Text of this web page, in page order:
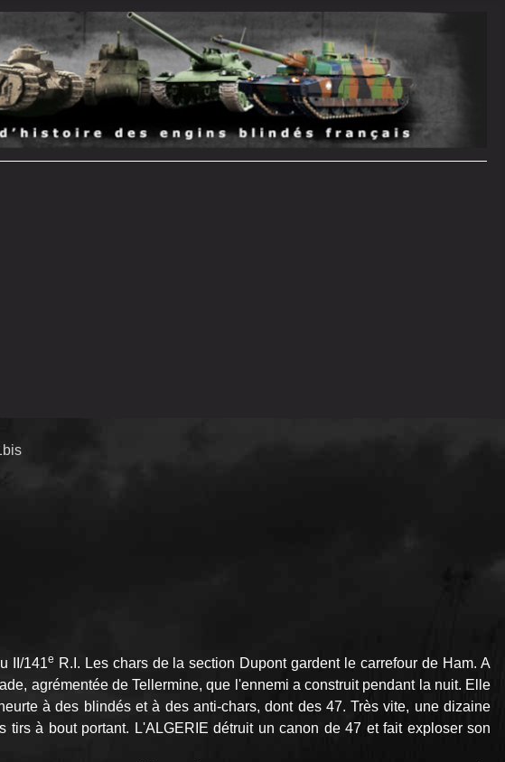
II/141e R.I. Les chars de la section Dupont gardent le carrefour de Ham. A
agrémentée de Tellermine, que l'ennemi a construit pendant la nuit. Elle
à des blindés et à des anti-chars, dont des 47. Très vite, une dizaine
à bout portant. L'ALGERIE détruit un canon de 47 et fait exploser son